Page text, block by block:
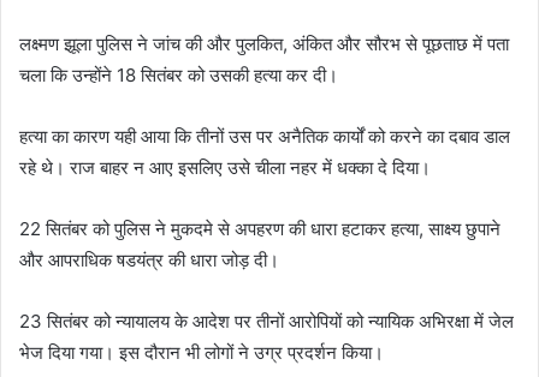
लक्ष्मण झूला पुलिस ने जांच की और पुलकित, अंकित और सौरभ से पूछताछ में पता
चला कि उन्होंने 18 सितंबर को उसकी हत्या कर दी।
हत्या का कारण यही आया कि तीनों उस पर अनैतिक कार्यों को करने का दबाव डाल
रहे थे। राज बाहर न आए इसलिए उसे चीला नहर में धक्का दे दिया।
22 सितंबर को पुलिस ने मुकदमे से अपहरण की धारा हटाकर हत्या, साक्ष्य छुपाने
और आपराधिक षडयंत्र की धारा जोड़ दी।
23 सितंबर को न्यायालय के आदेश पर तीनों आरोपियों को न्यायिक अभिरक्षा में जेल
भेज दिया गया। इस दौरान भी लोगों ने उग्र प्रदर्शन किया।